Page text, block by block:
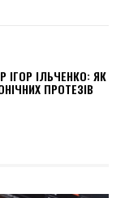
ІГОР ІЛЬЧЕНКО: ЯК
ПРОТЕЗІВ